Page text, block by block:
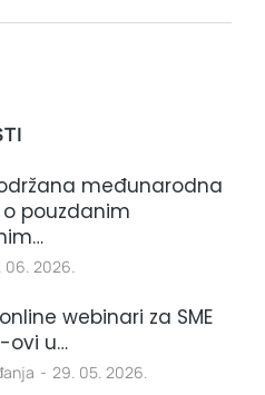
održana međunarodna
pouzdanim
06. 2026.
webinari za SME
ovi u…
29. 05. 2026.